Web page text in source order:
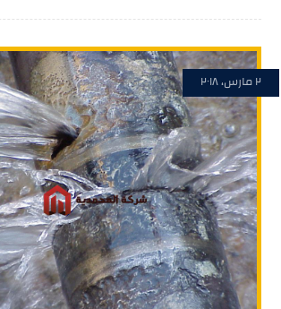
٢ مارس، ٢٠١٨